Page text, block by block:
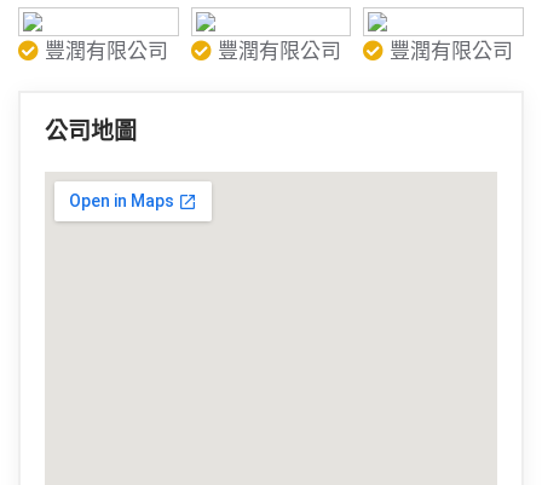
豐潤有限公司 豐潤有限公司 豐潤有限公司
公司地圖